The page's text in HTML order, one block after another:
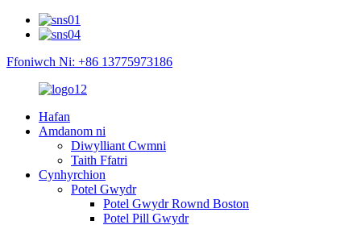
Ffoniwch Ni: +86 13775973186
Hafan
Amdanom ni
Diwylliant Cwmni
Taith Ffatri
Cynhyrchion
Potel Gwydr
Potel Gwydr Rownd Boston
Potel Pill Gwydr